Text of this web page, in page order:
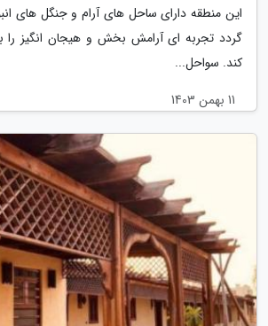
این منطقه دارای ساحل های آرام و جنگل های
گردد تجربه ای آرامش بخش و هیجان انگیز را
کند. سواحل...
11 بهمن 1403